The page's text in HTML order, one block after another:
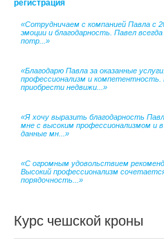
«Сотрудничаем с компанией Павла с
эмоции и благодарность. Павел
потр...»
«Благодарю Павла за оказанные
профессионализм и
приобрести недвижи...»
«Я хочу выразить благодарность
мне с высоким профессионализмом и
данные мн...»
«С огромным удовольствием
Высокий профессионализм
порядочность...»
Курс чешской кроны